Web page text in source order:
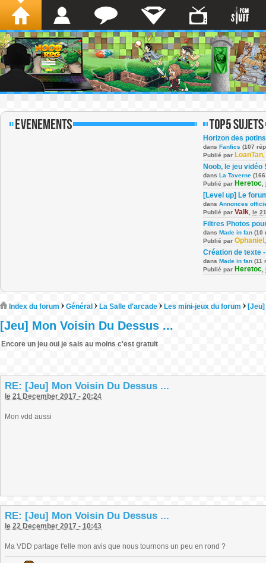
Horizon des potins
dans Fanfics (107
Publié par LoanTan
Noob, le jeu vidéo !
dans La Taverne
Publié par Heretoc
[Level up] Le
dans Annonces
Publié par Valk le
Filtres Photos
dans Made in fan (10
Publié par Ophaniel
Création de texte
dans Made in fan (11
Publié par Heretoc
Index du forum Général La Salle d'arcade Les mini-jeux du forum
[Jeu] Mon Voisin Du Dessus ...
Encore un jeu oui je sais au moins c'est gratuit
RE: [Jeu] Mon Voisin Du Dessus ...
le 21 December 2017 - 20:24
Mon vdd aussi
RE: [Jeu] Mon Voisin Du Dessus ...
le 22 December 2017 - 10:43
Ma VDD partage t'elle mon avis que nous tournons un peu en rond ?